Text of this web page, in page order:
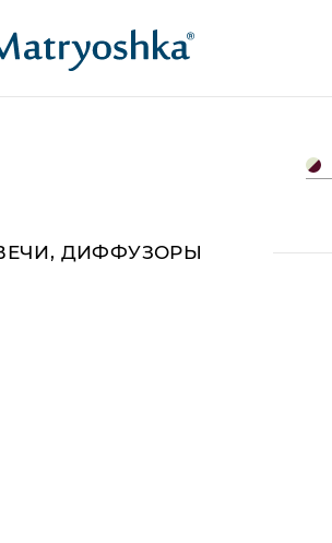
ДИФФУЗОРЫ